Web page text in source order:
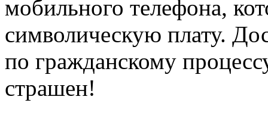
мобильного телефона,
символическую плату.
по гражданскому
страшен!